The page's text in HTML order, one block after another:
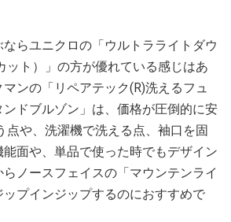
らユニクロの「ウルトラライトダウ
ット）」の方が優れている感じはあ
ンの「リペアテック(R)洗えるフュ
ドブルゾン」は、価格が圧倒的に安
点や、洗濯機で洗える点、袖口を固
面や、単品で使った時でもデザイン
ノースフェイスの「マウンテンライ
ップインジップするのにおすすめで